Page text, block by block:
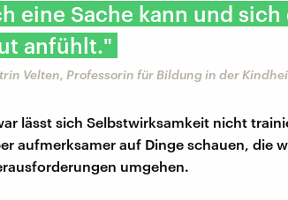
eine Sache kann und
anfühlt."
Velten, Professorin für Bildung in der
lässt sich Selbstwirksamkeit nicht
aufmerksamer auf Dinge schauen, die
umgehen.